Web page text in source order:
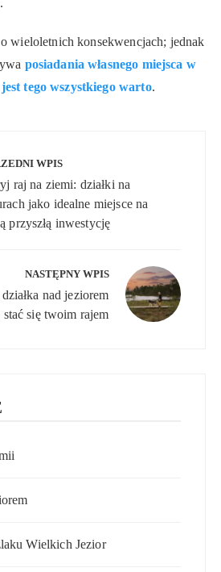
.
wieloletnich konsekwencjach; jednak
posiadania własnego miejsca w
tego wszystkiego warto.
WPIS
raj na ziemi: działki na
jako idealne miejsce na
przyszłą inwestycję
NASTĘPNY WPIS
nad jeziorem
stać się twoim rajem
Wielkich Jezior